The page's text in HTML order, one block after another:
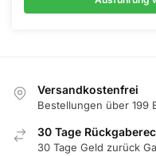
Die
der
Produktseite
gewählt
werden
Versandkostenfrei
Bestellungen über 199
30 Tage
30 Tage Geld zurück